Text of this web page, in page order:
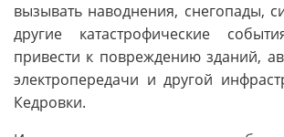
вызывать наводнения, снегопады,
другие катастрофические
привести к повреждению зданий,
электропередачи и другой
Кедровки.